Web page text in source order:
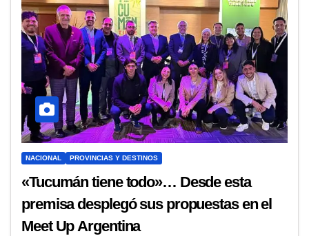
NACIONAL PROVINCIAS Y DESTINOS
«Tucumán tiene todo»… Desde esta
premisa desplegó sus propuestas en el
Meet Up Argentina